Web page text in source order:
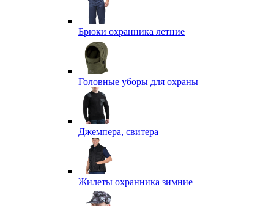
Брюки охранника летние
Головные уборы для охраны
Джемпера, свитера
Жилеты охранника зимние